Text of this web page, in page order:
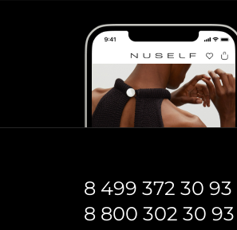
8 499 372 30 93
8 800 302 30 93